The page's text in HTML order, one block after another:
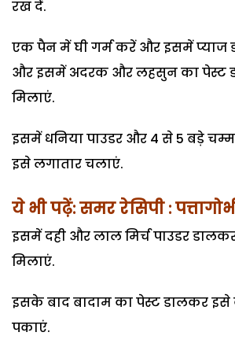
रख दें.
एक पैन में घी गर्म करें और इसमें प्याज
और इसमें अदरक और लहसुन का पेस्ट
मिलाएं.
इसमें धनिया पाउडर और 4 से 5 बड़े
इसे लगातार चलाएं.
ये भी पढ़ें: समर रेसिपी :
इसमें दही और लाल मिर्च पाउडर
मिलाएं.
इसके बाद बादाम का पेस्ट डालकर
पकाएं.